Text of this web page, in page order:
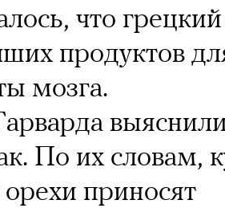
что грецкий
продуктов
мозга.
По их словам,
приносят